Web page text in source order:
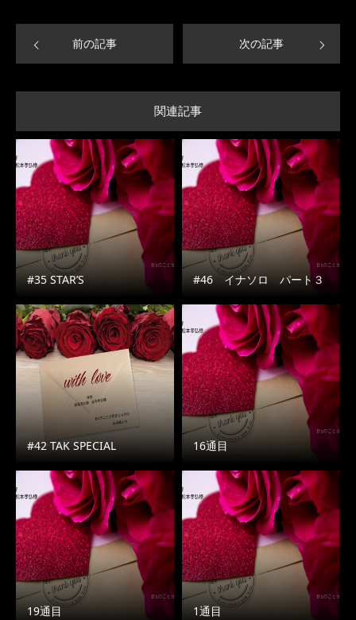
前の記事 次の記事
関連記事
#35 STAR’S #46 イナソロ パート３
#42 TAK SPECIAL 16通目
19通目 1通目